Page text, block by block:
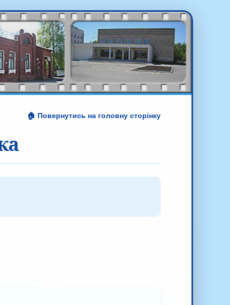
🏠 Повернутись на головну сторінку